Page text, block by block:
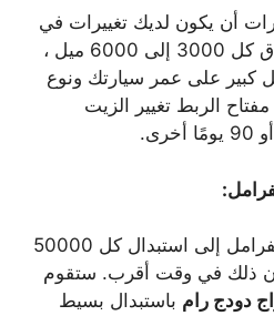
أن يكون لديك تغييرات في
التصفية والزيوت في نطاق كل 3000 إلى 6000 ميل ،
كبير على عمر سيارتك ونوع
الربط تغيير الزيت
عادةً ما تحتاج وسادات الفرامل إلى استبدال كل 50000
ذلك في وقت أقرب. ستقوم
دودج رام باستبدال بسيط